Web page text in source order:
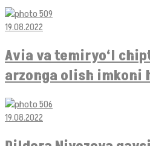
19.08.2022
Avia va temiryo‘l
arzonga olish imkoni
19.08.2022